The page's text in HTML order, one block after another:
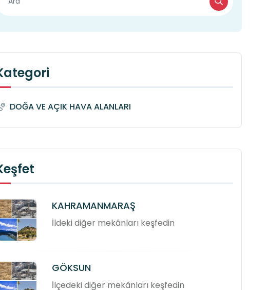
DOĞA VE AÇIK HAVA ALANLARI
KAHRAMANMARAŞ
İldeki diğer mekânları keşfedin
GÖKSUN
İlçedeki diğer mekânları keşfedin